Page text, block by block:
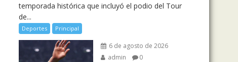
temporada histórica que incluyó el podio del Tour
de...
Deportes Principal
6 de agosto de 2026
admin
0